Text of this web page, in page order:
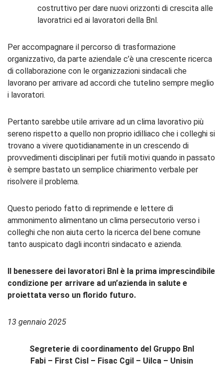
costruttivo per dare nuovi orizzonti di crescita alle
lavoratrici ed ai lavoratori della Bnl.
Per accompagnare il percorso di trasformazione
organizzativo, da parte aziendale c’è una crescente ricerca
di collaborazione con le organizzazioni sindacali che
lavorano per arrivare ad accordi che tutelino sempre meglio
i lavoratori.
Pertanto sarebbe utile arrivare ad un clima lavorativo più
sereno rispetto a quello non proprio idilliaco che i colleghi si
trovano a vivere quotidianamente in un crescendo di
provvedimenti disciplinari per futili motivi quando in passato
è sempre bastato un semplice chiarimento verbale per
risolvere il problema.
Questo periodo fatto di reprimende e lettere di
ammonimento alimentano un clima persecutorio verso i
colleghi che non aiuta certo la ricerca del bene comune
tanto auspicato dagli incontri sindacato e azienda.
Il benessere dei lavoratori Bnl è la prima imprescindibile
condizione per arrivare ad un’azienda in salute e
proiettata verso un florido futuro.
13 gennaio 2025
Segreterie di coordinamento del Gruppo Bnl
Fabi – First Cisl – Fisac Cgil – Uilca – Unisin